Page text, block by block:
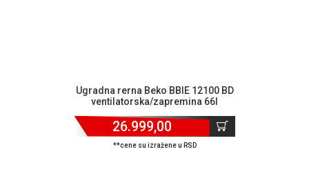
Ugradna rerna Beko BBIE 12100 BD
ventilatorska/zapremina 66l
26.999,00
**cene su izražene u RSD